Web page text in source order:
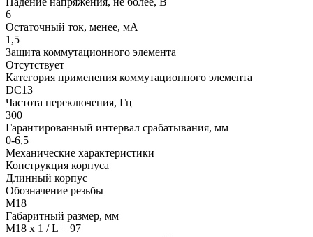
6
Остаточный ток, менее, мА
1,5
Защита коммутационного элемента
Отсутствует
Категория применения коммутационного элемента
DC13
Частота переключения, Гц
300
Гарантированный интервал срабатывания, мм
0-6,5
Механические характеристики
Конструкция корпуса
Длинный корпус
Обозначение резьбы
М18
Габаритный размер, мм
M18 x 1 / L = 97